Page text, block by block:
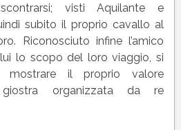
visti Aquilante e
subito il proprio cavallo al
Riconosciuto infine l’amico
lo scopo del loro viaggio, si
il proprio valore
organizzata da re